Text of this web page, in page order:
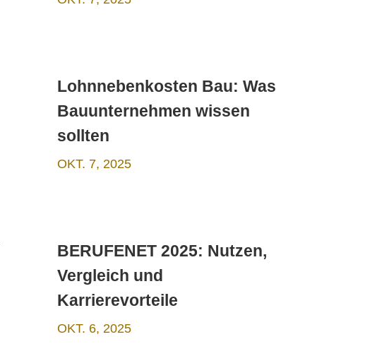
Lohnnebenkosten Bau: Was
Bauunternehmen wissen
sollten
OKT. 7, 2025
BERUFENET 2025: Nutzen,
Vergleich und
Karrierevorteile
OKT. 6, 2025